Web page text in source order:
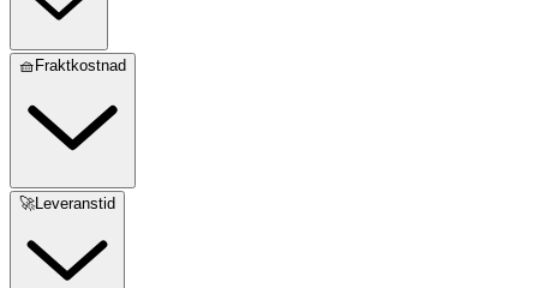
🧺Fraktkostnad
🚀Leveranstid